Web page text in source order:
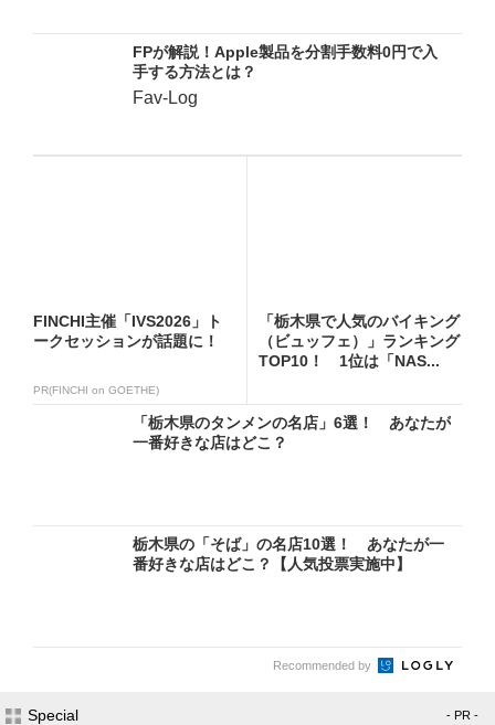
FPが解説！Apple製品を分割手数料0円で入
手する方法とは？
Fav-Log
FINCHI主催「IVS2026」ト
ークセッションが話題に！
PR(FINCHI on GOETHE)
「栃木県で人気のバイキング
（ビュッフェ）」ランキング
TOP10！ 1位は「NAS...
「栃木県のタンメンの名店」6選！ あなたが
一番好きな店はどこ？
栃木県の「そば」の名店10選！ あなたが一
番好きな店はどこ？【人気投票実施中】
Recommended by
Special - PR -